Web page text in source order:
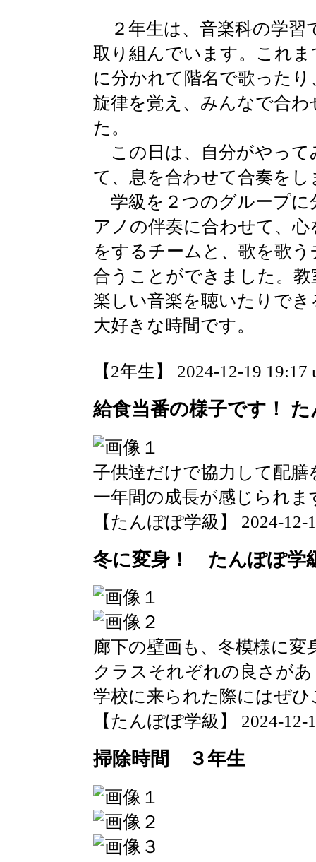
２年生は、音楽科の学習
取り組んでいます。これ
に分かれて階名で歌った
旋律を覚え、みんなで合
た。
この日は、自分がやって
て、息を合わせて合奏をし
学級を２つのグループに
アノの伴奏に合わせて、
をするチームと、歌を歌
合うことができました。
楽しい音楽を聴いたりで
大好きな時間です。
【2年生】 2024-12-19 19:17
給食当番の様子です！
子供達だけで協力して配
一年間の成長が感じられま
【たんぽぽ学級】 2024-12-
冬に変身！ たんぽぽ学
廊下の壁画も、冬模様に変
クラスそれぞれの良さが
学校に来られた際にはぜ
【たんぽぽ学級】 2024-12-
掃除時間 ３年生